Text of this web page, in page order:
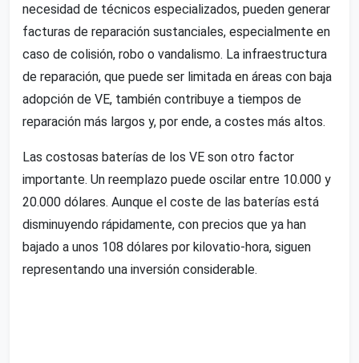
necesidad de técnicos especializados, pueden generar
facturas de reparación sustanciales, especialmente en
caso de colisión, robo o vandalismo. La infraestructura
de reparación, que puede ser limitada en áreas con baja
adopción de VE, también contribuye a tiempos de
reparación más largos y, por ende, a costes más altos.
Las costosas baterías de los VE son otro factor
importante. Un reemplazo puede oscilar entre 10.000 y
20.000 dólares. Aunque el coste de las baterías está
disminuyendo rápidamente, con precios que ya han
bajado a unos 108 dólares por kilovatio-hora, siguen
representando una inversión considerable.